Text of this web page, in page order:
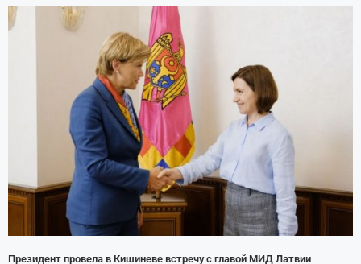
Президент провела в Кишиневе встречу с главой МИД Латвии